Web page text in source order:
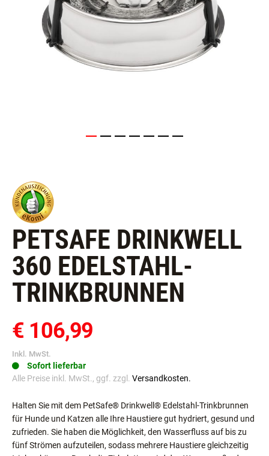
PETSAFE DRINKWELL
360 EDELSTAHL-
TRINKBRUNNEN
€ 106,99
Inkl. MwSt.
Sofort lieferbar
Alle Preise inkl. MwSt., ggf. zzgl. Versandkosten.
Halten Sie mit dem PetSafe® Drinkwell® Edelstahl-Trinkbrunnen
für Hunde und Katzen alle Ihre Haustiere gut hydriert, gesund und
zufrieden. Sie haben die Möglichkeit, den Wasserfluss auf bis zu
fünf Strömen aufzuteilen, sodass mehrere Haustiere gleichzeitig